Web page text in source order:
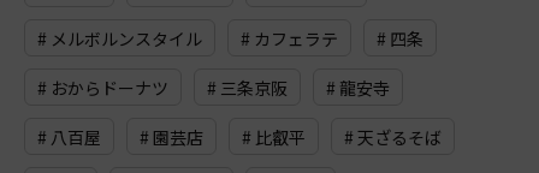
# メルボルンスタイル # カフェラテ # 四条
# おからドーナツ # 三条京阪 # 龍安寺
# 八百屋 # 園芸店 # 比叡平 # 天ざるそば